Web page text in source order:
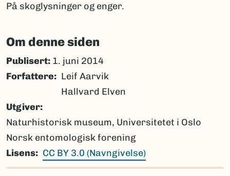
På skoglysninger og enger.
Om denne siden
Publisert: 1. juni 2014
Forfattere
Leif Aarvik
Hallvard Elven
Utgiver
Naturhistorisk museum, Universitetet i Oslo
Norsk entomologisk forening
Lisens
CC BY 3.0 (Navngivelse)